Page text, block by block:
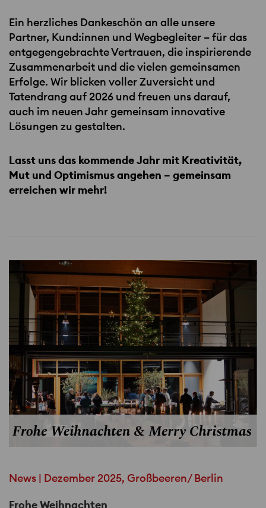
Ein herzliches Dankeschön an alle unsere
Partner, Kund:innen und Wegbegleiter – für das
entgegengebrachte Vertrauen, die inspirierende
Zusammenarbeit und die vielen gemeinsamen
Erfolge. Wir blicken voller Zuversicht und
Tatendrang auf 2026 und freuen uns darauf,
auch im neuen Jahr gemeinsam innovative
Lösungen zu gestalten.
Lasst uns das kommende Jahr mit Kreativität,
Mut und Optimismus angehen – gemeinsam
erreichen wir mehr!
News | Dezember 2025, Großbeeren/ Berlin
Frohe Weihnachten